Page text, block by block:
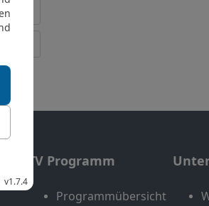
TV Programm
Programmübersicht